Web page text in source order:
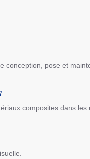
conception, pose et
composites dans les